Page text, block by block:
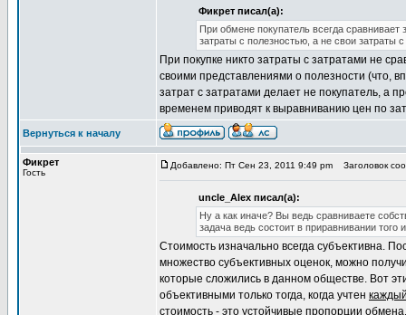
Фикрет писал(а):
При обмене покупатель всегда сравнивает
затраты с полезностью, а не свои затраты
При покупке никто затраты с затратами не
своими представлениями о полезности (что,
затрат с затратами делает не покупатель, а
временем приводят к выравниванию цен по
Вернуться к началу
Фикрет
Гость
Добавлено: Пт Сен 23, 2011 9:49 pm Заголовок
uncle_Alex писал(а):
Ну а как иначе? Вы ведь сравниваете
задача ведь состоит в приравнивании
Стоимость изначально всегда субъективна.
множество субъективных оценок, можно
которые сложились в данном обществе. Вот
объективными только тогда, когда учтен
стоимость - это устойчивые пропорции обмена.